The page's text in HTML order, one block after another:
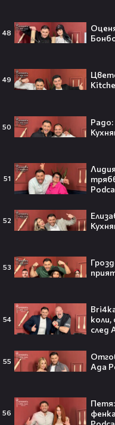
48
49
50
Радо:
51
52
53
54
след
55
Ада
56
в